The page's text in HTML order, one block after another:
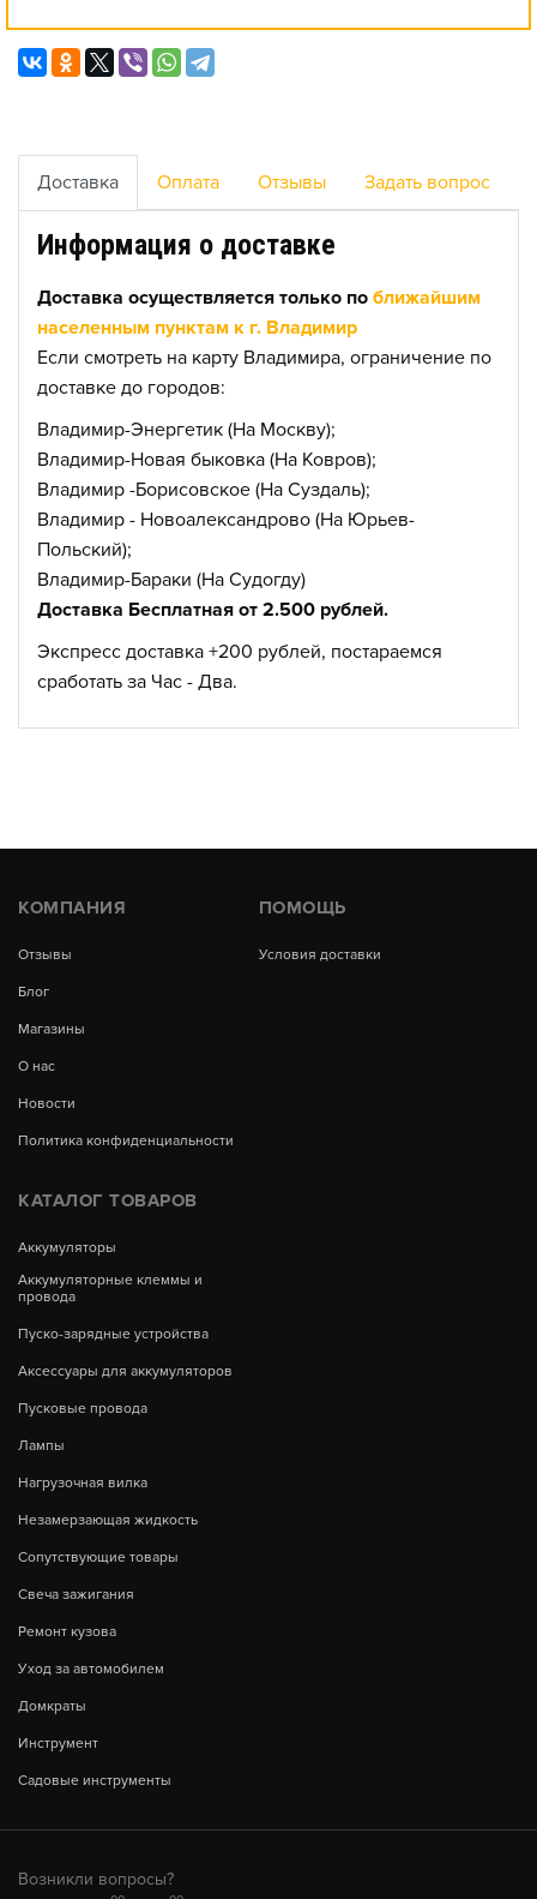
Доставка Оплата Отзывы Задать вопрос
Информация о доставке
Доставка осуществляется только по ближайшим
населенным пунктам к г. Владимир
Если смотреть на карту Владимира, ограничение по
доставке до городов:
Владимир-Энергетик (На Москву);
Владимир-Новая быковка (На Ковров);
Владимир -Борисовское (На Суздаль);
Владимир - Новоалександрово (На Юрьев-
Польский);
Владимир-Бараки (На Судогду)
Доставка Бесплатная от 2.500 рублей.
Экспресс доставка +200 рублей, постараемся
сработать за Час - Два.
КОМПАНИЯ
Отзывы
Блог
Магазины
О нас
Новости
Политика конфиденциальности
ПОМОЩЬ
Условия доставки
КАТАЛОГ ТОВАРОВ
Аккумуляторы
Аккумуляторные клеммы и
провода
Пуско-зарядные устройства
Аксессуары для аккумуляторов
Пусковые провода
Лампы
Нагрузочная вилка
Незамерзающая жидкость
Сопутствующие товары
Свеча зажигания
Ремонт кузова
Уход за автомобилем
Домкраты
Инструмент
Садовые инструменты
Возникли вопросы?